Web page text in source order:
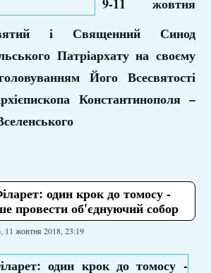
9-11 жовтня
і Священний Синод
Патріархату на своєму
Його Всесвятості
Константинополя –
один крок до томосу -
провести об'єднуючий собор
11 жовтня 2018, 23:19